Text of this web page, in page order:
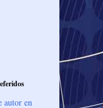
autor en